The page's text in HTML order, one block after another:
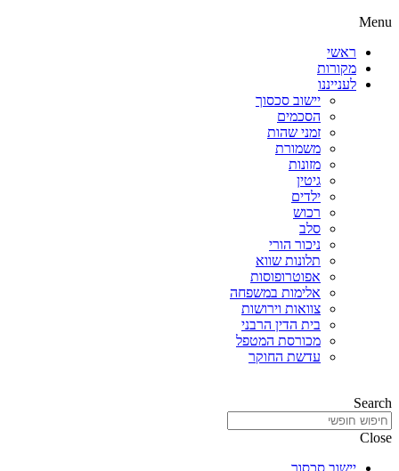
Menu
ראשי
מקורות
לענייננו
יישוב סכסוך
הסכמים
זמני שהות
משמורת
מזונות
גיטין
ילדים
רכוש
סלב
ניכור הורי
תלונות שווא
אפוטרופוסות
אלימות במשפחה
צוואות וירושות
בית הדין הרבני
מכורסת המטפל
עדשת החוקר
Search
Close
יישוב סכסוך